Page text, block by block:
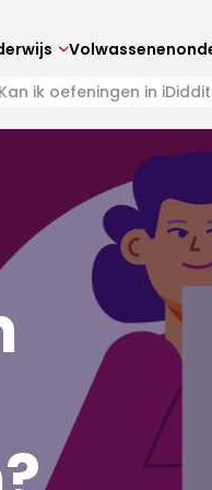
Kan ik oefeningen in